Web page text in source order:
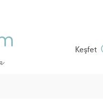
Keşfet